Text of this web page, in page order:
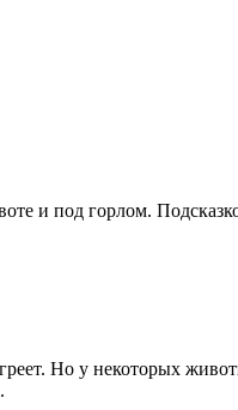
и под горлом.
Но у некоторых